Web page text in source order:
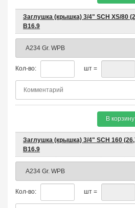
Заглушка (крышка) 3/4" SCH XS/80
B16.9
Кол-во: шт =
В корзину
Заглушка (крышка) 3/4" SCH 160
B16.9
Кол-во: шт =